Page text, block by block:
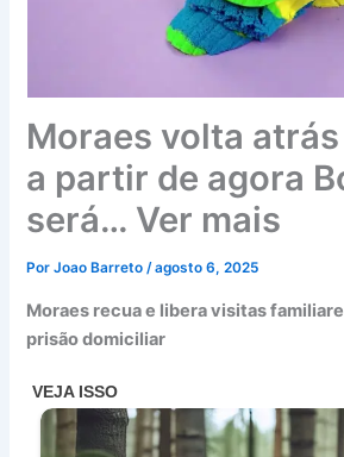
Moraes volta
a partir de agora
será… Ver mais
PorJoao Barreto/agosto 6, 2025
Moraes recua e libera visitas
prisão domiciliar